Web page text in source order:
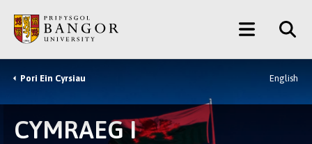
Prif
Gynnwys
Main
Menu
Breadcrumb
Pori Ein Cyrsiau English
CYMRAEG I